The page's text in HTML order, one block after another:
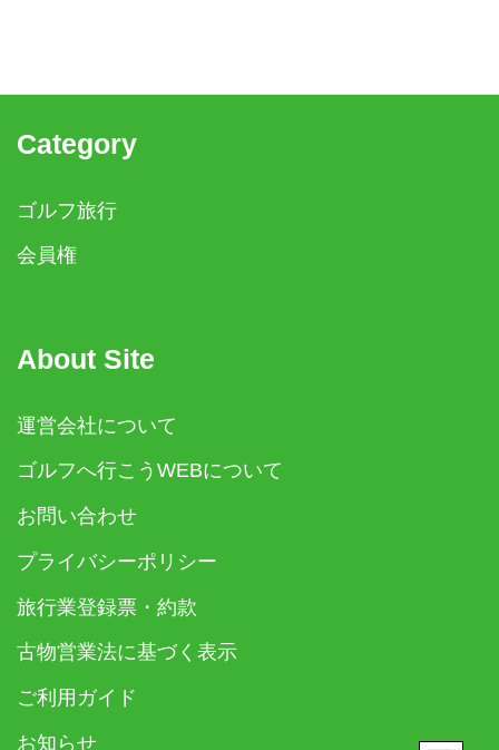
Category
ゴルフ旅行
会員権
About Site
運営会社について
ゴルフへ行こうWEBについて
お問い合わせ
プライバシーポリシー
旅行業登録票・約款
古物営業法に基づく表示
ご利用ガイド
お知らせ